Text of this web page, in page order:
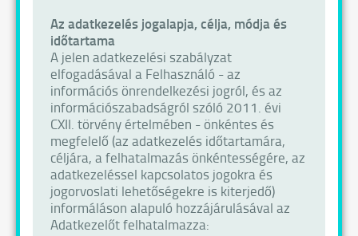
Az adatkezelés jogalapja, célja, módja és
időtartama
A jelen adatkezelési szabályzat
elfogadásával a Felhasználó - az
információs önrendelkezési jogról, és az
információszabadságról szóló 2011. évi
CXII. törvény értelmében - önkéntes és
megfelelő (az adatkezelés időtartamára,
céljára, a felhatalmazás önkéntességére, az
adatkezeléssel kapcsolatos jogokra és
jogorvoslati lehetőségekre is kiterjedő)
informáláson alapuló hozzájárulásával az
Adatkezelőt felhatalmazza: